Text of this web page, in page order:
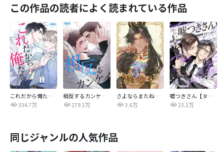
この作品の読者によく読まれている作品
これだから俺たちは
334.7万
相反するカンケイ【改訂版】
279.3万
さよならまたね、僕の王【タテヨミ】
3.6万
嘘つきさん【タテヨミ】
23.2万
同じジャンルの人気作品